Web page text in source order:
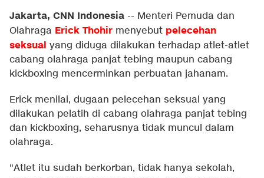
Jakarta, CNN Indonesia -- Menteri Pemuda dan
Olahraga Erick Thohir menyebut pelecehan
seksual yang diduga dilakukan terhadap atlet-atlet
cabang olahraga panjat tebing maupun cabang
kickboxing mencerminkan perbuatan jahanam.
Erick menilai, dugaan pelecehan seksual yang
dilakukan pelatih di cabang olahraga panjat tebing
dan kickboxing, seharusnya tidak muncul dalam
olahraga.
"Atlet itu sudah berkorban, tidak hanya sekolah,